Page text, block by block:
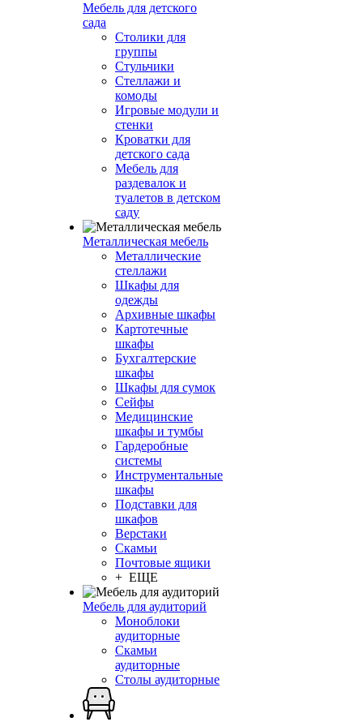
Мебель для детского
сада
Столики для
группы
Стульчики
Стеллажи и
комоды
Игровые модули и
стенки
Кроватки для
детского сада
Мебель для
раздевалок и
туалетов в детском
саду
Металлическая мебель
Металлические
стеллажи
Шкафы для
одежды
Архивные шкафы
Картотечные
шкафы
Бухгалтерские
шкафы
Шкафы для сумок
Сейфы
Медицинские
шкафы и тумбы
Гардеробные
системы
Инструментальные
шкафы
Подставки для
шкафов
Верстаки
Скамьи
Почтовые ящики
+ ЕЩЕ
Мебель для аудиторий
Моноблоки
аудиторные
Скамьи
аудиторные
Столы аудиторные